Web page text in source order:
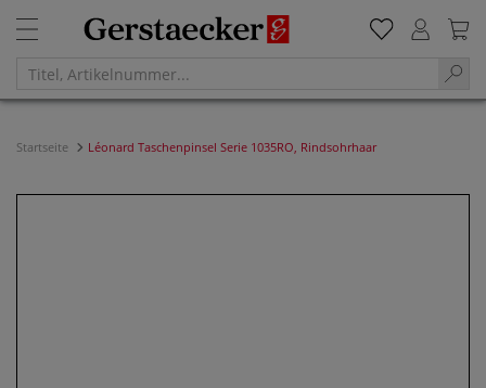
Startseite Léonard Taschenpinsel Serie 1035RO, Rindsohrhaar